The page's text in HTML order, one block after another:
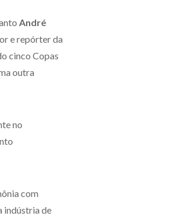
André
e repórter da
cinco Copas
outra
no
com
indústria de